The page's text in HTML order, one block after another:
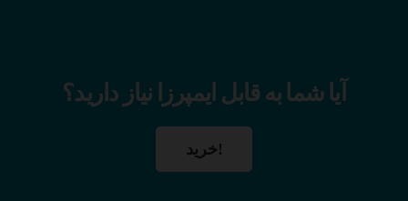
آیا شما به قابل ایمپرزا نیاز دارید؟
خرید!